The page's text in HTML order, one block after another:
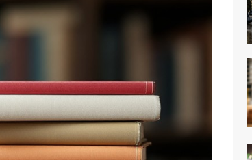
Kamienicą
Park Strzelecki
„Bobrowisko”
Synagoga i cmentarz
Dworzec kolejowy
Kościół pw. Matki Bożej
Niepokalanej